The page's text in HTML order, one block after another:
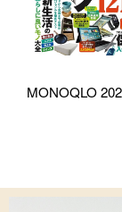
MONOQLO